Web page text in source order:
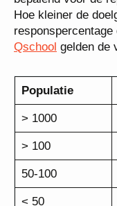
Hoe kleiner de
Qschool gelden de
Populatie
> 1000
> 100
50-100
< 50